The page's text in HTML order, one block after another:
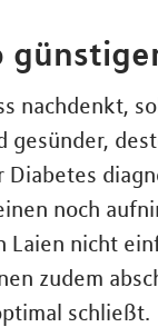
nachdenkt,
gesünder,
Diabetes
noch
Laien nicht
zudem
schließt.